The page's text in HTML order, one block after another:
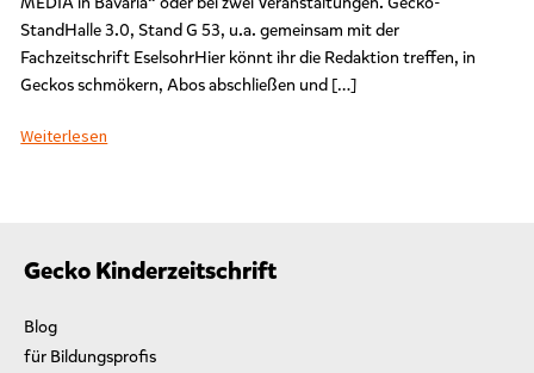
i
n
z
c
i
f
StandHalle 3.0, Stand G 53, u.a. gemeinsam mit der
Fachzeitschrift EselsohrHier könnt ihr die Redaktion treffen, in
Geckos schmökern, Abos abschließen und […]
Weiterlesen
Gecko Kinderzeitschrift
Blog
für Bildungsprofis